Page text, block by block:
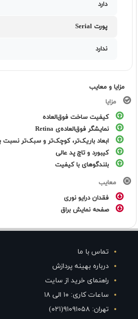
دارد
پورت Serial
ندارد
مزایا و معایب
مزایا
کیفیت ساخت فوق‌العاده
نمایشگر فوق‌العاده‌ی Retina
ابعاد باریک‌تر، کوچک‌تر و سبک‌تر
کیبورد و تاچ پد عالی
بلندگوهای با کیفیت
معایب
فقدان درایو نوری
صفحه نمایش براق
تماس با ما
درباره بهینه پردازش
راهنمای خرید از سایت
ساعات کاری: ۱۰ الی ۱۸
تهران: ۹۱۰۹۱۰۵۸(۰۲۱)